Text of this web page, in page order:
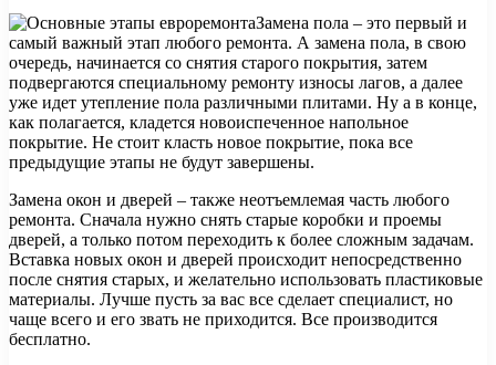
Замена пола – это первый и
самый важный этап любого ремонта. А замена пола, в свою
очередь, начинается со снятия старого покрытия, затем
подвергаются специальному ремонту износы лагов, а далее
уже идет утепление пола различными плитами. Ну а в конце,
как полагается, кладется новоиспеченное напольное
покрытие. Не стоит класть новое покрытие, пока все
предыдущие этапы не будут завершены.
Замена окон и дверей – также неотъемлемая часть любого
ремонта. Сначала нужно снять старые коробки и проемы
дверей, а только потом переходить к более сложным задачам.
Вставка новых окон и дверей происходит непосредственно
после снятия старых, и желательно использовать пластиковые
материалы. Лучше пусть за вас все сделает специалист, но
чаще всего и его звать не приходится. Все производится
бесплатно.